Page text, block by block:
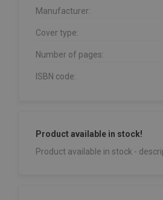
Manufacturer:
Cover type:
Number of pages:
ISBN code:
Product available in stock!
Product available in stock -